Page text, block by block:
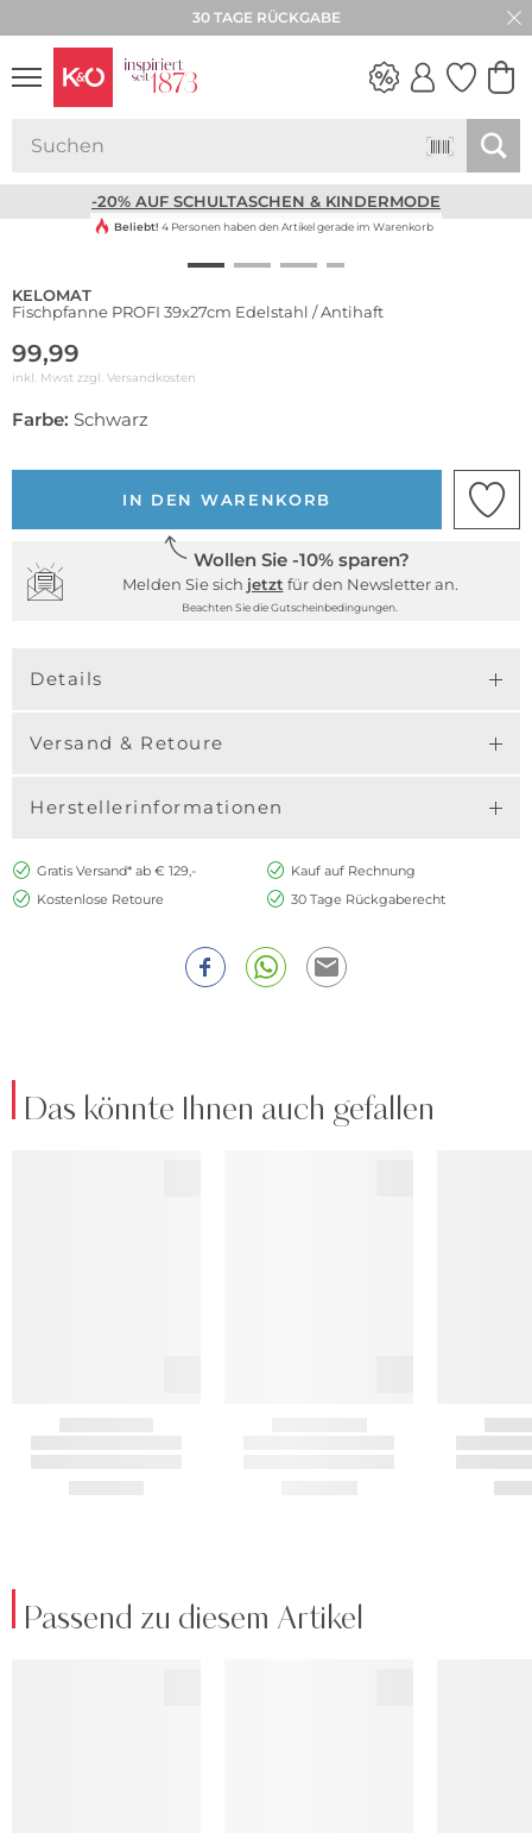
30 TAGE RÜCKGABE
-20% AUF SCHULTASCHEN & KINDERMODE
Beliebt! 4 Personen haben den Artikel gerade im Warenkorb
KELOMAT
Fischpfanne PROFI 39x27cm Edelstahl / Antihaft
99,99
inkl. Mwst zzgl. Versandkosten
Farbe: Schwarz
IN DEN WARENKORB
Wollen Sie -10% sparen?
Melden Sie sich jetzt für den Newsletter an.
Beachten Sie die Gutscheinbedingungen.
Details
Versand & Retoure
Herstellerinformationen
Gratis Versand* ab € 129,-
Kauf auf Rechnung
Kostenlose Retoure
30 Tage Rückgaberecht
Das könnte Ihnen auch gefallen
Passend zu diesem Artikel